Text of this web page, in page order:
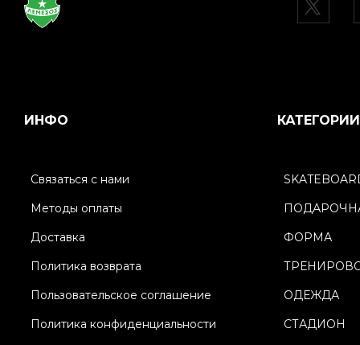
ИНФО
Связаться с нами
Методы оплаты
Доставка
Политика возврата
Пользовательское соглашение
Политика конфиденциальности
КАТЕГОРИИ
ФОРМА
ОДЕЖДА
СТАДИОН